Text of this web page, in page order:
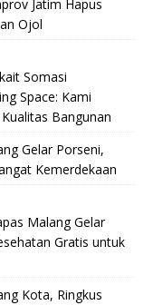
Jatim Hapus
Ojol
Somasi
Space: Kami
Bangunan
Gelar Porseni,
Kemerdekaan
Malang Gelar
Gratis untuk
Kota, Ringkus